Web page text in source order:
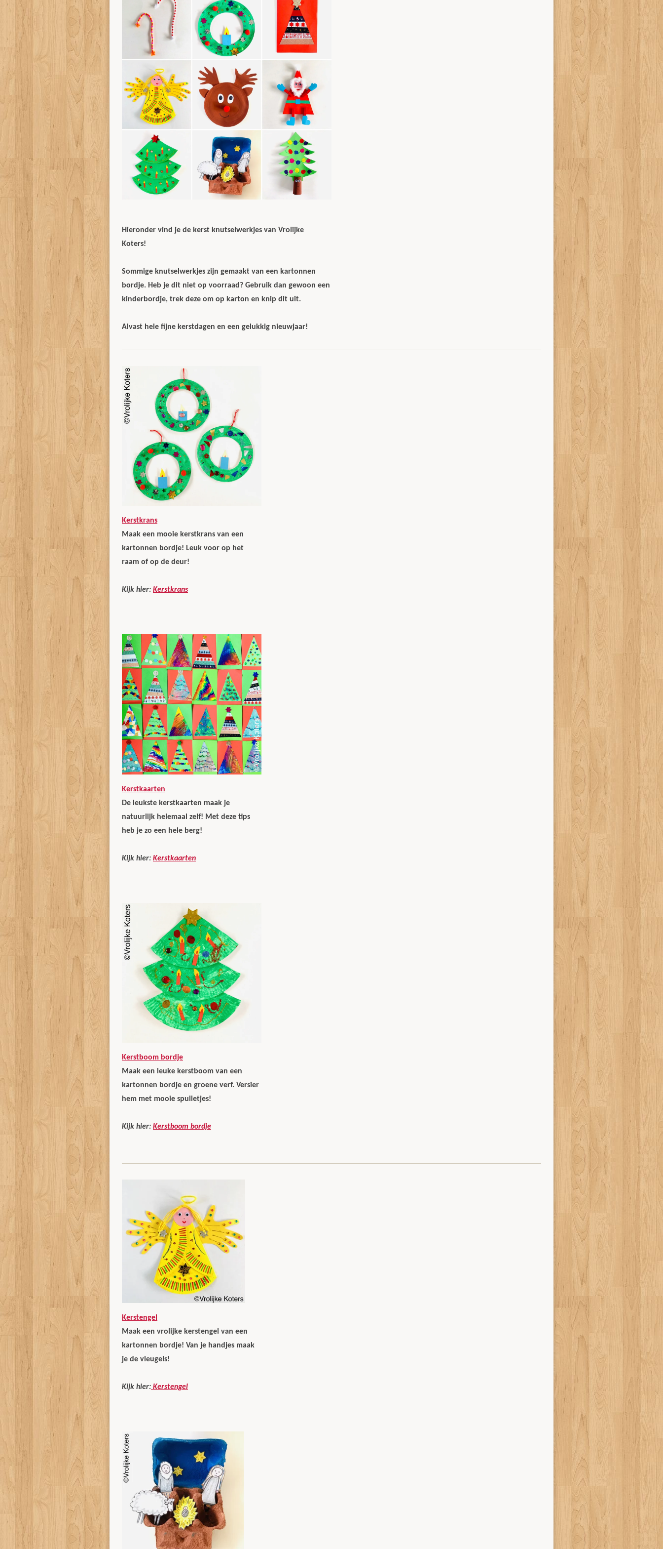
Hieronder vind je de kerst knutselwerkjes van Vrolijke
Koters!
Sommige knutselwerkjes zijn gemaakt van een kartonnen
bordje. Heb je dit niet op voorraad? Gebruik dan gewoon een
kinderbordje, trek deze om op karton en knip dit uit.
Alvast hele fijne kerstdagen en een gelukkig nieuwjaar!
Kerstkrans
Maak een mooie kerstkrans van een
kartonnen bordje! Leuk voor op het
raam of op de deur!
Kijk hier: Kerstkrans
Kerstkaarten
De leukste kerstkaarten maak je
natuurlijk helemaal zelf! Met deze tips
heb je zo een hele berg!
Kijk hier: Kerstkaarten
Kerstboom bordje
Maak een leuke kerstboom van een
kartonnen bordje en groene verf. Versier
hem met mooie spulletjes!
Kijk hier: Kerstboom bordje
Kerstengel
Maak een vrolijke kerstengel van een
kartonnen bordje! Van je handjes maak
je de vleugels!
Kijk hier: Kerstengel